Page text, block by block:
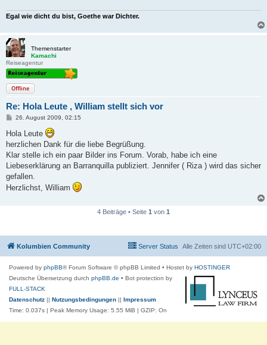
Egal wie dicht du bist, Goethe war Dichter.
Themenstarter
Kamachi
Reiseagentur
Offline
Re: Hola Leute , William stellt sich vor
B
i
r
a
26. August 2009, 02:15
Hola Leute
herzlichen Dank für die liebe Begrüßung.
Klar stelle ich ein paar Bilder ins Forum. Vorab, habe ich eine
Liebeserklärung an Barranquilla publiziert. Jennifer ( Riza ) wird das sicher
gefallen.
Herzlichst, William
4 Beiträge • Seite 1 von 1
Kolumbien Community Alle Zeiten sind UTC+02:00
Server Status
Powered by phpBB® Forum Software © phpBB Limited • Hostet by HOSTINGER
Deutsche Übersetzung durch phpBB.de • Bot protection by
FULL-STACK
Datenschutz
Nutzungsbedingungen
Impressum
Time: 0.037s | Peak Memory Usage: 5.55 MiB | GZIP: On